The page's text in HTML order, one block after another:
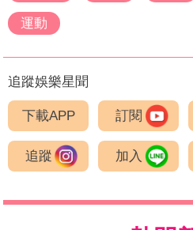
運動
追蹤娛樂星聞
下載APP 訂閱
追蹤 加入